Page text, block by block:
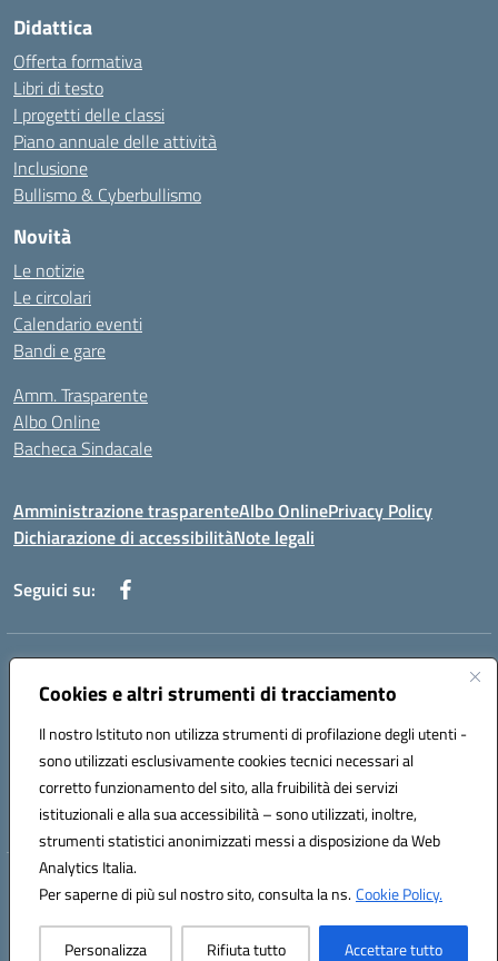
Cookies e altri strumenti di tracciamento
Il nostro Istituto non utilizza strumenti di profilazione degli utenti -
sono utilizzati esclusivamente cookies tecnici necessari al
corretto funzionamento del sito, alla fruibilità dei servizi
istituzionali e alla sua accessibilità – sono utilizzati, inoltre,
strumenti statistici anonimizzati messi a disposizione da Web
Analytics Italia.
Per saperne di più sul nostro sito, consulta la ns.Cookie Policy.
Personalizza Rifiuta tutto Accettare tutto
Didattica
Offerta formativa
Libri di testo
I progetti delle classi
Piano annuale delle attività
Inclusione
Bullismo & Cyberbullismo
Novità
Le notizie
Le circolari
Calendario eventi
Bandi e gare
Amm. Trasparente
Albo Online
Bacheca Sindacale
Amministrazione trasparenteAlbo OnlinePrivacy Policy
Dichiarazione di accessibilitàNote legali
Seguici su:
Indirizzo:
Centralino:0881234514 - 0881752614 - 0881719420
Posta elettronica certificata (PEC):fgps010008@pec.istruzione.it
Codice fiscale: 80003140714
Codice meccanografico: FGPS010008
Hosting & Powered by 3D Solution S.r.l.
Concept & Design by Designers Italia